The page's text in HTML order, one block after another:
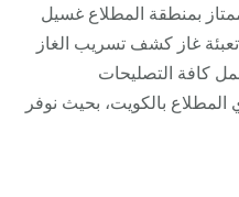
بمنطقة المطلاع غسيل
غاز كشف تسريب الغاز
كافة التصليحات
بالكويت، بحيث نوفر